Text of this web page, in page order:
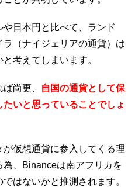
日本円と比べて、ランド
ラ（ナイジェリアの通貨）は
考えてしまいます。
尚更、
自国の通貨として保
いと思っていることでしょ
仮想通貨に参入してくる理
、Binanceは南アフリカを
はないかと推測されます。